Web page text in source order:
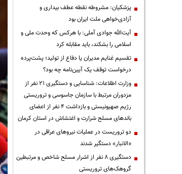
پزشکیان: مشروطه نقطه عطف بیداری و
آزادی‌خواهی ملت ایران بود
آیت‌الله جوادی آملی: با هرکس که وحدت ملی و
اسلامی را بشکند، باید مقابله کرد
تقسیم غنایم مدیران یا دفاع از تولید؛ پشت‌پرده
درخواست توقف یک آیین‌نامه چه بود؟
وزارت اطلاعات: شناسایی و دستگیری ۲۱ نفر از
مزدوران مرتبط با سازمان جاسوسی و تروریستی
رژیم صهیونیستی و بازداشت ۴ نفر از اعضای
باندهای مسلح شرارت و اغتشاش در استان کرمان
دو تروریست در عملیات نیروهای عراقی در
«الانبار» دستگیر شدند
دستگیری ۸ نفر از اشرار مسلح شاخص و مرتبطین
گروهک‌های تروریستی